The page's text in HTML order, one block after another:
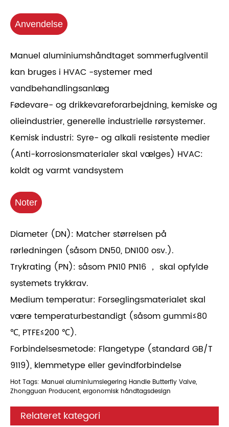
Anvendelse
Manuel aluminiumshåndtaget sommerfuglventil
kan bruges i HVAC -systemer med
vandbehandlingsanlæg
Fødevare- og drikkevareforarbejdning, kemiske og
olieindustrier, generelle industrielle rørsystemer.
Kemisk industri: Syre- og alkali resistente medier
(Anti-korrosionsmaterialer skal vælges) HVAC:
koldt og varmt vandsystem
Noter
Diameter (DN): Matcher størrelsen på
rørledningen (såsom DN50, DN100 osv.).
Trykrating (PN): såsom PN10 PN16 ， skal opfylde
systemets trykkrav.
Medium temperatur: Forseglingsmaterialet skal
være temperaturbestandigt (såsom gummi≤80
℃, PTFE≤200 ℃).
Forbindelsesmetode: Flangetype (standard GB/T
9119), klemmetype eller gevindforbindelse
Hot Tags: Manuel aluminiumslegering Handle Butterfly Valve,
Zhongguan Producent, ergonomisk håndtagsdesign
Relateret kategori